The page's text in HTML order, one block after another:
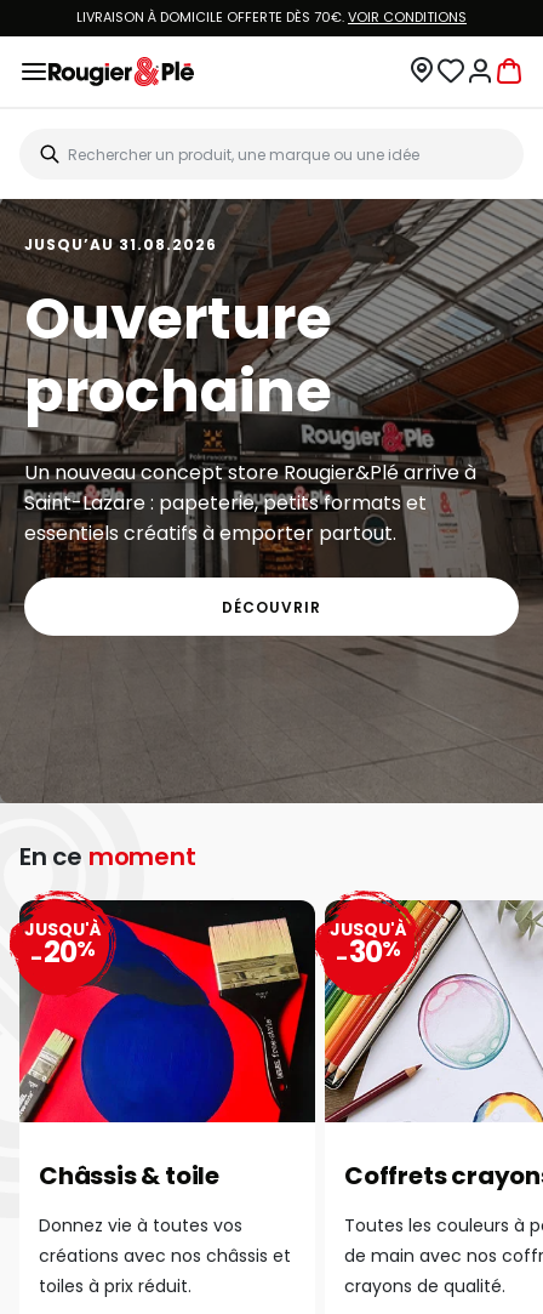
LIVRAISON À DOMICILE OFFERTE DÈS 70€.VOIR CONDITIONS
JUSQU’AU 31.08.2026
Ouverture
prochaine
Un nouveau concept store Rougier&Plé arrive à
Saint-Lazare : papeterie, petits formats et
essentiels créatifs à emporter partout.
DÉCOUVRIR
En ce moment
Châssis & toile
Donnez vie à toutes vos
créations avec nos châssis et
toiles à prix réduit.
JUSQU'À
-20%
Coffrets
Toutes les couleurs à
de main avec nos
crayons de qualité.
JUSQU'À
-30%